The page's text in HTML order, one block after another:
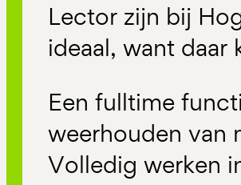
Lector zijn bij
ideaal, want
Een fulltime
weerhouden van
Volledig werken